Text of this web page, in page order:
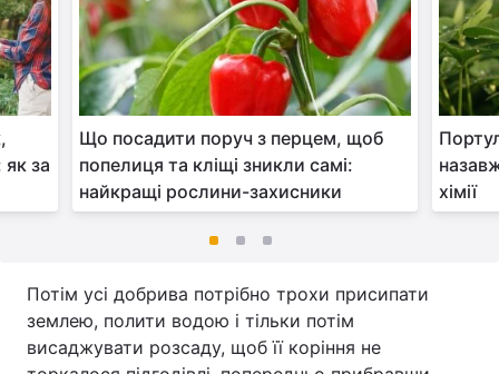
за
Що посадити поруч з перцем, щоб
попелиця та кліщі зникли самі:
найкращі рослини-захисники
хімії
Потім усі добрива потрібно трохи присипати
землею, полити водою і тільки потім
висаджувати розсаду, щоб її коріння не